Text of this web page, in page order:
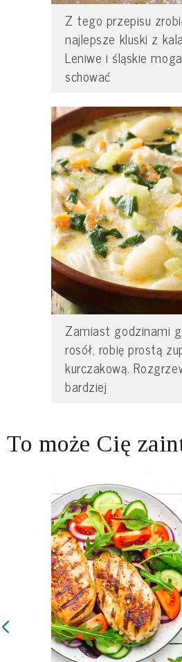
Z tego przepisu
najlepsze kluski z
Leniwe i śląskie
schować
Zamiast godzinami
rosół, robię prostą
kurczakową.
bardziej
To może Cię